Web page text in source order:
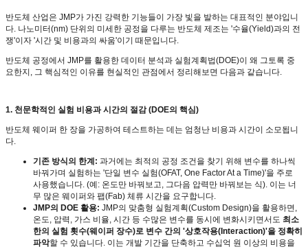
반도체 산업은 JMP가 가진 강력한 기능들이 가장 빛을 발하는 대표적인 분야입니
다. 나노미터(nm) 단위의 미세한 공정을 다루는 반도체 제조는 '수율(Yield)과의 전
쟁'이자 '시간 및 비용과의 싸움'이기 때문입니다.
반도체 공정에서 JMP를 활용한 데이터 분석과 실험계획법(DOE)이 왜 그토록 중
요한지 , 그 핵심적인 이유를 현실적인 관점에서 정리해보면 다음과 같습니다.
1. 천문학적인 실험 비용과 시간의 절감(DOE의 핵심)
반도체 웨이퍼 한 장을 가공하여 테스트하는 데는 엄청난 비용과 시간이 소모됩니
다.
기존 방식의 한계 : 과거에는 최적의 공정 조건을 찾기 위해 변수를 하나씩
바꿔가며 실험하는 '단일 변수 실험(OFAT, One Factor At a Time)'을 주로
사용했습니다. (예 : 온도만 바꿔보고, 그다음 압력만 바꿔보는 식). 이는 너
무 많은 웨이퍼와 팹(Fab) 체류 시간을 요구합니다.
JMP의 DOE 활용: JMP의 맞춤형 실험계획(Custom Design)을 활용하면 ,
온도, 압력 , 가스 비율, 시간 등 수많은 변수를 동시에 변화시키면서도 최소
한의 실험 횟수(웨이퍼 장수)로 변수 간의 '상호작용(Interaction)'을 정확히
파악할 수 있습니다. 이는 개발 기간을 단축하고 수십억 원 이상의 비용을